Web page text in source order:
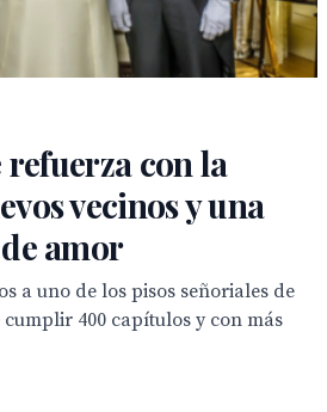
refuerza con la
vecinos y una
amor
a uno de los pisos señoriales de
cumplir 400 capítulos y con más